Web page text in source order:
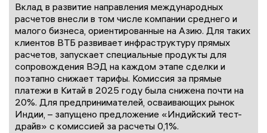
Вклад в развитие направления международных
расчетов внесли в том числе компании среднего и
малого бизнеса, ориентированные на Азию. Для таких
клиентов ВТБ развивает инфраструктуру прямых
расчетов, запускает специальные продукты для
сопровождения ВЭД на каждом этапе сделки и
поэтапно снижает тарифы. Комиссия за прямые
платежи в Китай в 2025 году была снижена почти на
20%. Для предпринимателей, осваивающих рынок
Индии, – запущено предложение «Индийский тест-
драйв» с комиссией за расчеты 0,1%.